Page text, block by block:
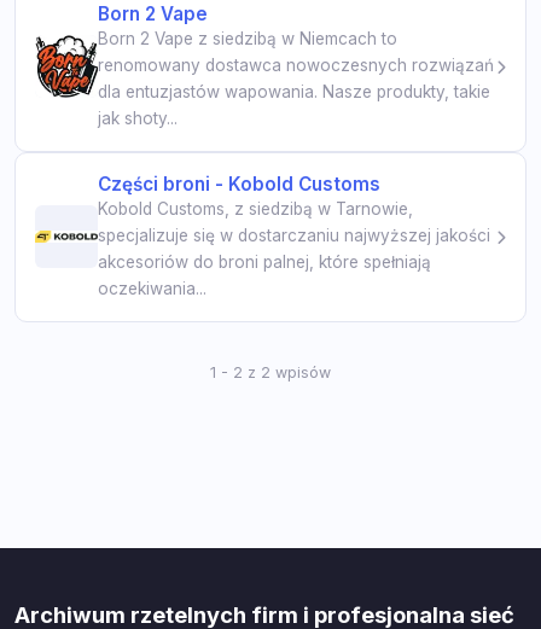
Born 2 Vape
Born 2 Vape z siedzibą w Niemcach to
renomowany dostawca nowoczesnych rozwiązań
dla entuzjastów wapowania. Nasze produkty, takie
jak shoty...
Części broni - Kobold Customs
Kobold Customs, z siedzibą w Tarnowie,
specjalizuje się w dostarczaniu najwyższej jakości
akcesoriów do broni palnej, które spełniają
oczekiwania...
1 - 2 z 2 wpisów
Archiwum rzetelnych firm i profesjonalna sieć